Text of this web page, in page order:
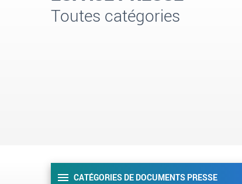
Toutes catégories
CATÉGORIES DE DOCUMENTS PRESSE